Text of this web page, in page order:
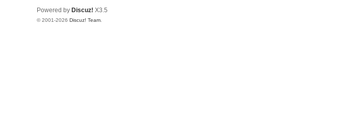
Powered by Discuz! X3.5
© 2001-2026 Discuz! Team